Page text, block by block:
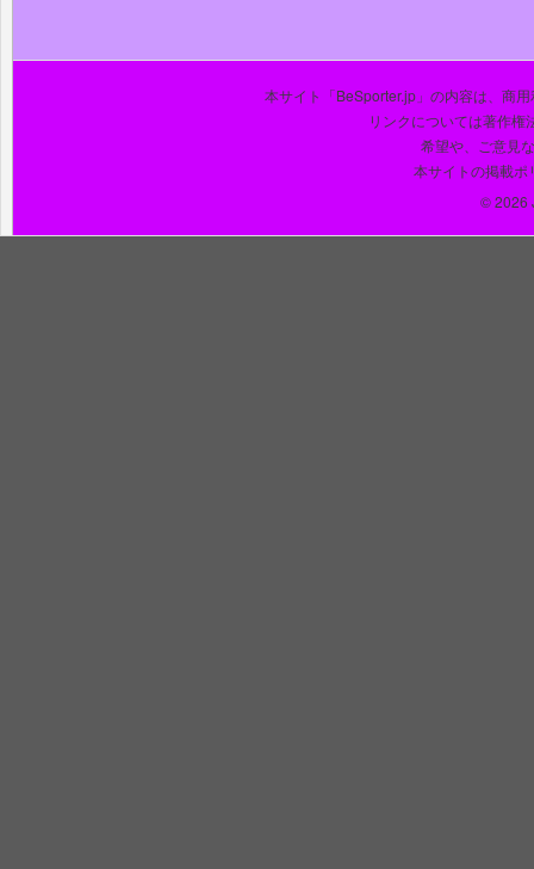
本サイト「BeSporter.jp」の内容は、商
リンクについては著作権
希望や、ご意見
本サイトの掲載ポ
© 2026